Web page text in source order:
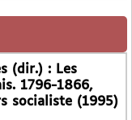
(dir.) : Les
1796-1866,
socialiste (1995)